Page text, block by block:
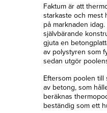
Faktum är att
starkaste och mest
på marknaden
självbärande
gjuta en
av polystyren som
sedan utgör
Eftersom poolen
av betong, som
beräknas
beständig som ett